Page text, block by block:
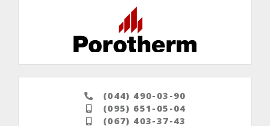
(044) 490-03-90
(095) 651-05-04
(067) 403-37-43